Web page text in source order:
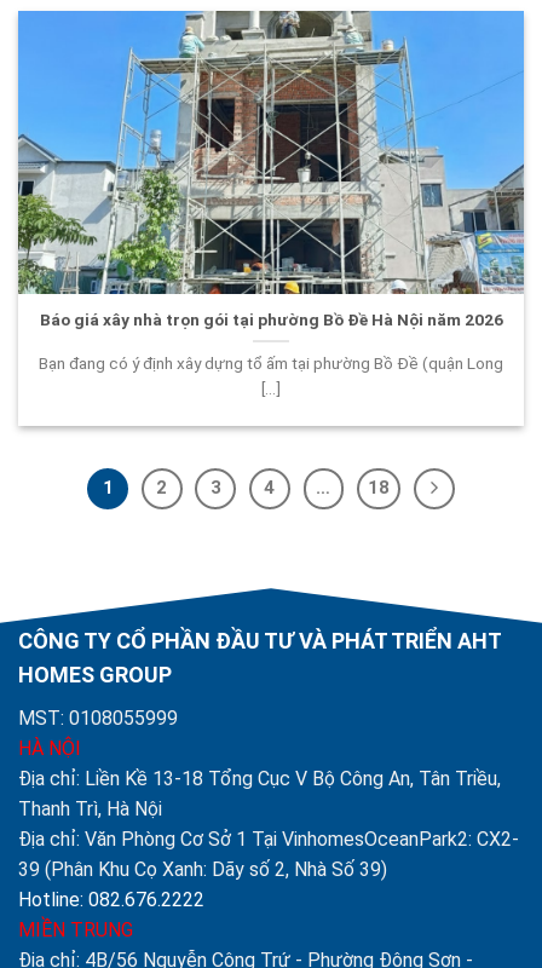
Báo giá xây nhà trọn gói tại phường Bồ Đề Hà Nội năm 2026
Bạn đang có ý định xây dựng tổ ấm tại phường Bồ Đề (quận Long
[...]
1 2 3 4 … 18
CÔNG TY CỔ PHẦN ĐẦU TƯ VÀ PHÁT TRIỂN AHT
HOMES GROUP
MST: 0108055999
HÀ NỘI
Địa chỉ: Liền Kề 13-18 Tổng Cục V Bộ Công An, Tân Triều,
Thanh Trì, Hà Nội
Địa chỉ: Văn Phòng Cơ Sở 1 Tại VinhomesOceanPark2: CX2-
39 (Phân Khu Cọ Xanh: Dãy số 2, Nhà Số 39)
Hotline: 082.676.2222
MIỀN TRUNG
Địa chỉ: 4B/56 Nguyễn Công Trứ - Phường Đông Sơn -